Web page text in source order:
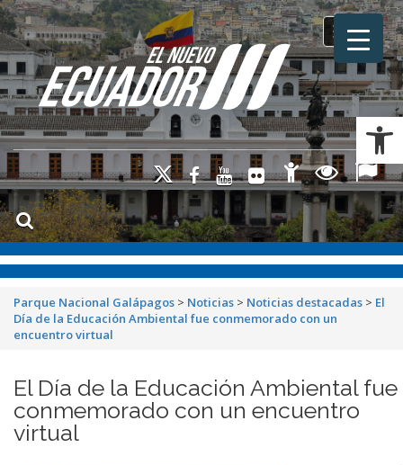
Toggle
Parque Nacional Galápagos > Noticias > Noticias destacadas > El
Día de la Educación Ambiental fue conmemorado con un
encuentro virtual
El Día de la Educación Ambiental fue
conmemorado con un encuentro
virtual